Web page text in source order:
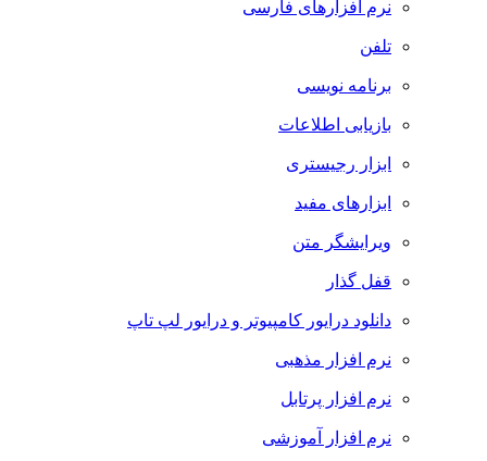
نرم افزارهای فارسی
تلفن
برنامه نویسی
بازیابی اطلاعات
ابزار رجیستری
ابزارهای مفید
ویرایشگر متن
قفل گذار
دانلود درایور کامپیوتر و درایور لپ تاپ
نرم افزار مذهبی
نرم افزار پرتابل
نرم افزار آموزشی